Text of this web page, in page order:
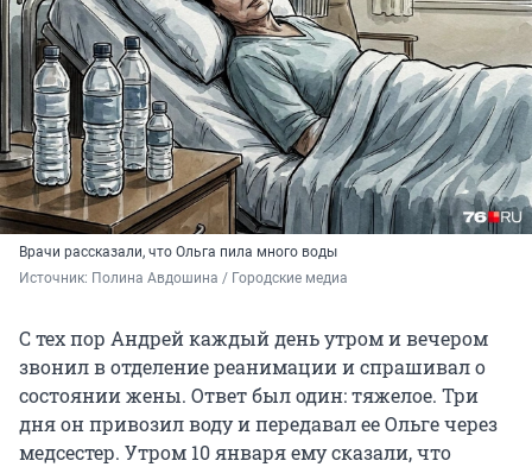
Врачи рассказали, что Ольга пила много воды
Источник: Полина Авдошина / Городские медиа
С тех пор Андрей каждый день утром и вечером
звонил в отделение реанимации и спрашивал о
состоянии жены. Ответ был один: тяжелое. Три
дня он привозил воду и передавал ее Ольге через
медсестер. Утром 10 января ему сказали, что